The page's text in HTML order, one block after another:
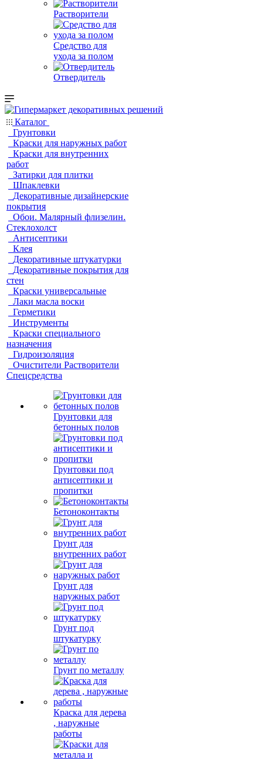
Растворители
Средство для
ухода за полом
Отвердитель
Каталог
Грунтовки
Краски для наружных работ
Краски для внутренних
работ
Затирки для плитки
Шпаклевки
Декоративные дизайнерские
покрытия
Обои. Малярный флизелин.
Стеклохолст
Антисептики
Клея
Декоративные штукатурки
Декоративные покрытия для
стен
Краски универсальные
Лаки масла воски
Герметики
Инструменты
Краски специального
назначения
Гидроизоляция
Очистители Растворители
Спецсредства
Грунтовки для
бетонных полов
Грунтовки под
антисептики и
пропитки
Бетоноконтакты
Грунт для
внутренних работ
Грунт для
наружных работ
Грунт под
штукатурку
Грунт по металлу
Краска для дерева
, наружные
работы